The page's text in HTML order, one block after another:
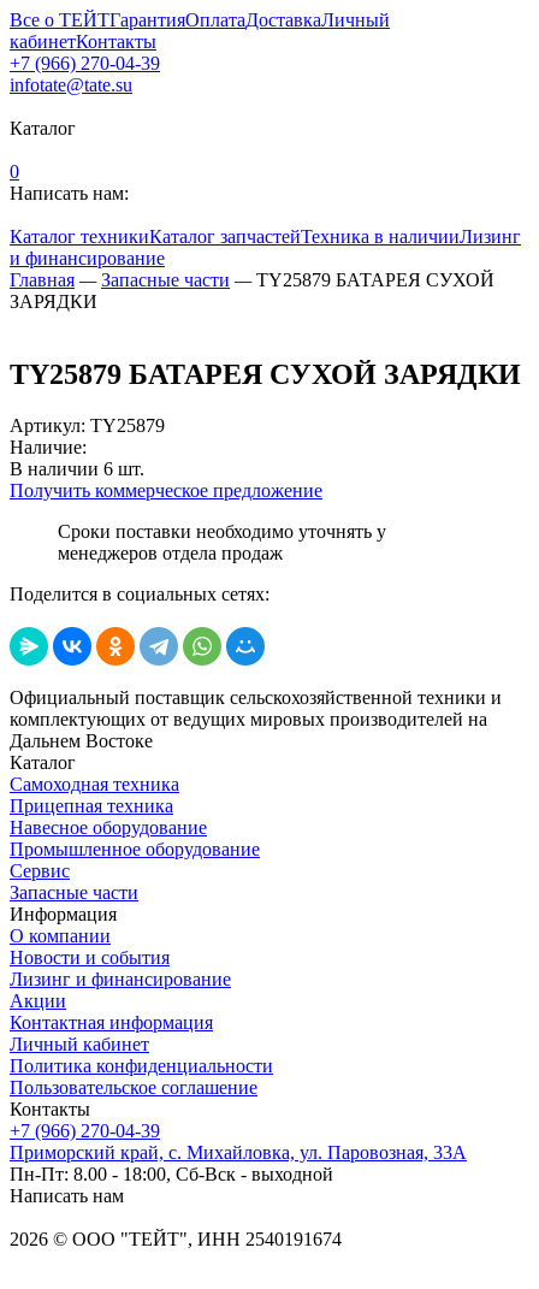
Все о ТЕЙТГарантияОплатаДоставкаЛичный
кабинетКонтакты
+7 (966) 270-04-39
infotate@tate.su
Каталог
0
Написать нам:
Каталог техникиКаталог запчастейТехника в наличииЛизинг
и финансирование
Главная — Запасные части — TY25879 БАТАРЕЯ СУХОЙ
ЗАРЯДКИ
TY25879 БАТАРЕЯ СУХОЙ ЗАРЯДКИ
Артикул: TY25879
Наличие:
В наличии 6 шт.
Получить коммерческое предложение
Сроки поставки необходимо уточнять у
менеджеров отдела продаж
Поделится в социальных сетях:
Официальный поставщик сельскохозяйственной техники и
комплектующих от ведущих мировых производителей на
Дальнем Востоке
Каталог
Самоходная техника
Прицепная техника
Навесное оборудование
Промышленное оборудование
Сервис
Запасные части
Информация
О компании
Новости и события
Лизинг и финансирование
Акции
Контактная информация
Личный кабинет
Политика конфиденциальности
Пользовательское соглашение
Контакты
+7 (966) 270-04-39
Приморский край, с. Михайловка, ул. Паровозная, 33А
Пн-Пт: 8.00 - 18:00, Сб-Вск - выходной
Написать нам
2026 © OOO "ТЕЙТ", ИНН 2540191674